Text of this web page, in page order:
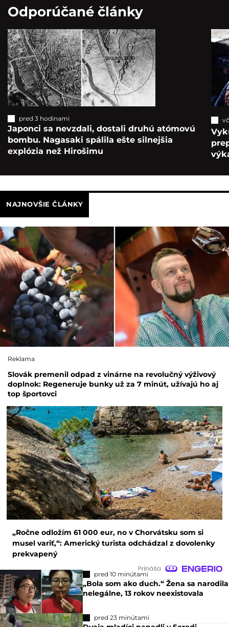
Odporúčané články
pred 3 hodinami
Japonci sa nevzdali, dostali druhú atómovú
bombu. Nagasaki spálila ešte silnejšia
explózia než Hirošimu
NAJNOVŠIE ČLÁNKY
Reklama
Slovák premenil odpad z vinárne na revolučný výživový
doplnok: Regeneruje bunky už za 7 minút, užívajú ho aj
top športovci
„Ročne odložím 61 000 eur, no v Chorvátsku som si
musel variť,“: Americký turista odchádzal z dovolenky
prekvapený
pred 10 minútami
„Bola som ako duch.“ Žena sa narodila
nelegálne, 13 rokov neexistovala
pred 23 minútami